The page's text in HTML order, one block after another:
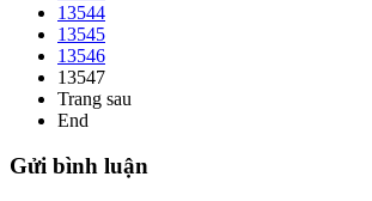
13544
13545
13546
13547
Trang sau
End
Gửi bình luận